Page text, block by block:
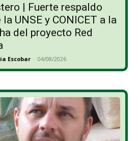
| Fuerte respaldo
UNSE y CONICET a la
del proyecto Red
Escobar - 04/08/2026